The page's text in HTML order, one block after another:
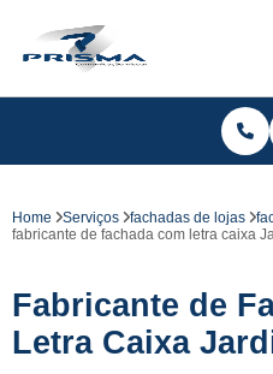
Home Serviços fachadas de lojas
fabricante de fachada com letra caixa
Fabricante de
Letra Caixa